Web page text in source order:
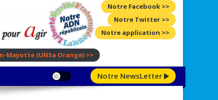
Notre Facebook >>
Notre Twitter >>
Notre application >>
Mayotte (UNSa Orange) >>
Notre NewsLetter